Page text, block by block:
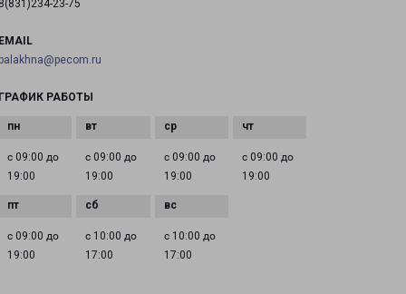
23-75
РАБОТЫ
с 09:00 до
19:00
с 09:00 до
19:00
с 09:00 до
19:00
с 09:00 до
19:00
с 09:00 до
19:00
с 10:00 до
17:00
с 10:00 до
17:00